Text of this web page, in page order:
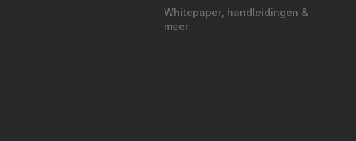
Whitepaper, handleidingen &
meer